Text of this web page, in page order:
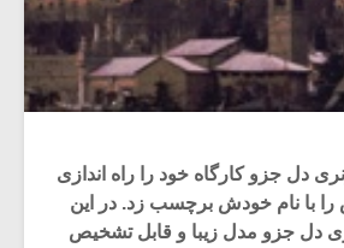
۱۷۳۱ گوارنری دل جزو کارگاه خود را راه اندازی
را با نام خودش برچسب زد. در این
دل جزو مدل زیبا و قابل تشخیص